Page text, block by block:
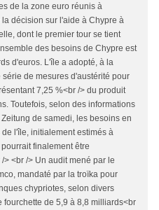
de la zone euro réunis à
décision sur l'aide à Chypre à
dont le premier tour se tient
des besoins de Chypre est
d'euros. L'île a adopté, à la
de mesures d'austérité pour
7,25 %<br /> du produit
Toutefois, selon des informations
de samedi, les besoins en
l'île, initialement estimés à
finalement être
<br /> Un audit mené par le
mandaté par la troïka pour
chypriotes, selon divers
fourchette de 5,9 à 8,8 milliards<br